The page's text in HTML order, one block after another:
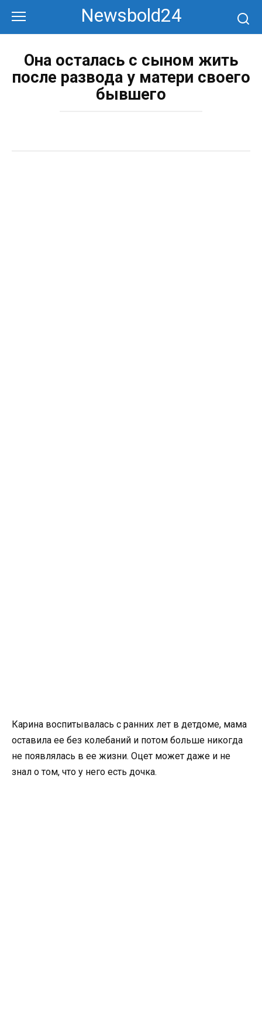
контенту
Newsbold24
Она осталась с сыном жить
после развода у матери своего
бывшего
Карина воспитывалась с ранних лет в детдоме, мама
оставила ее без колебаний и потом больше никогда
не появлялась в ее жизни. Оцет может даже и не
знал о том, что у него есть дочка.